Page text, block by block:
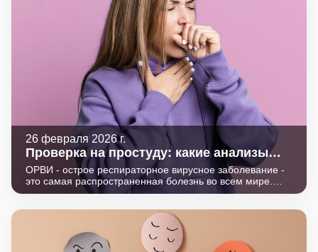
26 февраля 2026 г.
Проверка на простуду: какие анализы
сдавать при ОРВИ
ОРВИ - острое респираторное вирусное заболевание -
это самая распространенная болезнь во всем мире.
Каждый житель нашей планеты сталкивался с ОРВИ
болезнь простудой. Взрослые люди болеют ей два-три
раза в год, а дети - еще чаще.